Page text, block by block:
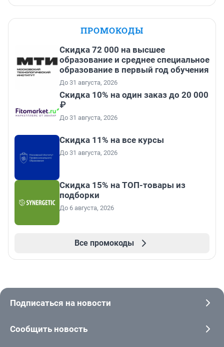
ПРОМОКОДЫ
Скидка 72 000 на высшее
образование и среднее специальное
образование в первый год обучения
До 31 августа, 2026
Скидка 10% на один заказ до 20 000
₽
До 31 августа, 2026
Скидка 11% на все курсы
До 31 августа, 2026
Скидка 15% на ТОП-товары из
подборки
До 6 августа, 2026
Все промокоды
Подписаться на новости
Сообщить новость